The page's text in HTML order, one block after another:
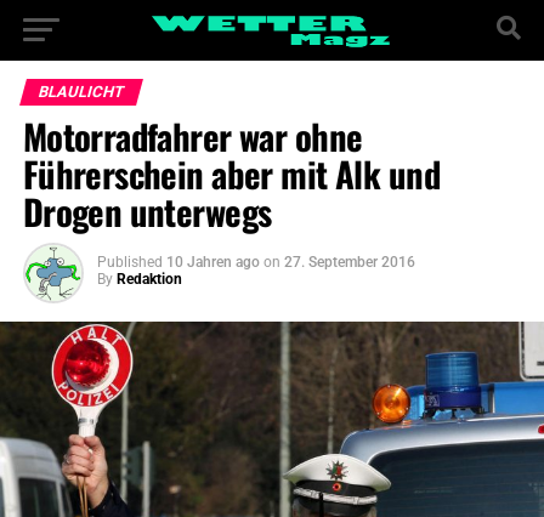
BLAULICHT
Motorradfahrer war ohne
Führerschein aber mit Alk und
Drogen unterwegs
Published 10 Jahren ago on 27. September 2016
By Redaktion